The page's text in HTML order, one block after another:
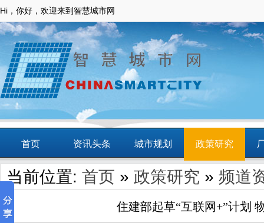
Hi，你好，欢迎来到智慧城市网
首页 资讯头条 城市规划 政策研究
动态 智慧应用 商圈 智慧城镇
当前位置: 首页 » 政策研究 » 频道
住建部起草“互联网+”计划